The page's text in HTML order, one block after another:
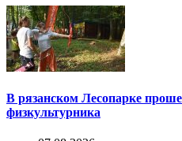
В рязанском Лесопарке
физкультурника